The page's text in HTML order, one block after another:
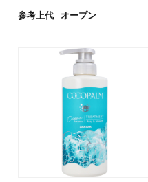
参考上代 オープン